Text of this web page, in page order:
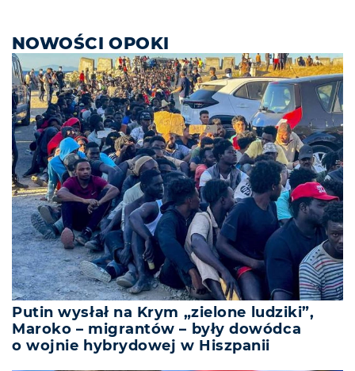
NOWOŚCI OPOKI
Putin wysłał na Krym „zielone ludziki”,
Maroko – migrantów – były dowódca
o wojnie hybrydowej w Hiszpanii